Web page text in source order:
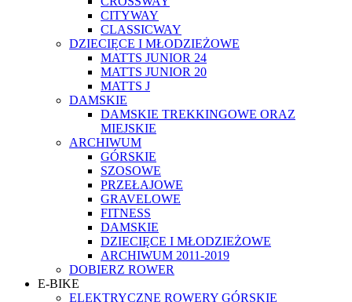
CITYWAY
CLASSICWAY
DZIECIĘCE I MŁODZIEŻOWE
MATTS JUNIOR 24
MATTS JUNIOR 20
MATTS J
DAMSKIE
DAMSKIE TREKKINGOWE ORAZ
MIEJSKIE
ARCHIWUM
GÓRSKIE
SZOSOWE
PRZEŁAJOWE
GRAVELOWE
FITNESS
DAMSKIE
DZIECIĘCE I MŁODZIEŻOWE
ARCHIWUM 2011-2019
DOBIERZ ROWER
E-BIKE
ELEKTRYCZNE ROWERY GÓRSKIE